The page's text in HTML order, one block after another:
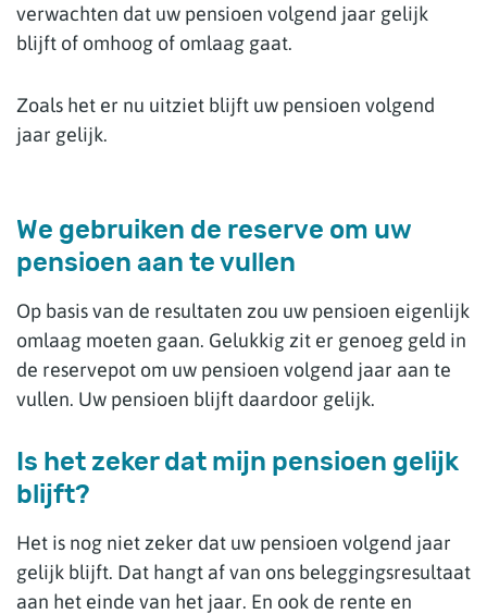
verwachten dat uw pensioen volgend jaar gelijk
blijft of omhoog of omlaag gaat.
Zoals het er nu uitziet blijft uw pensioen volgend
jaar gelijk.
We gebruiken de reserve om uw
pensioen aan te vullen
Op basis van de resultaten zou uw pensioen eigenlijk
omlaag moeten gaan. Gelukkig zit er genoeg geld in
de reservepot om uw pensioen volgend jaar aan te
vullen. Uw pensioen blijft daardoor gelijk.
Is het zeker dat mijn pensioen gelijk
blijft?
Het is nog niet zeker dat uw pensioen volgend jaar
gelijk blijft. Dat hangt af van ons beleggingsresultaat
aan het einde van het jaar. En ook de rente en